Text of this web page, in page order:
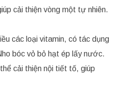
cải thiện vòng một tự nhiên.
các loại vitamin, có tác dụng
bóc vỏ bỏ hạt ép lấy nước.
cải thiện nội tiết tố, giúp